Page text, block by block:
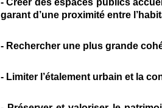
- Créer des espaces publics
garant d’une proximité entre
- Rechercher une plus grande
- Limiter l’étalement urbain et la